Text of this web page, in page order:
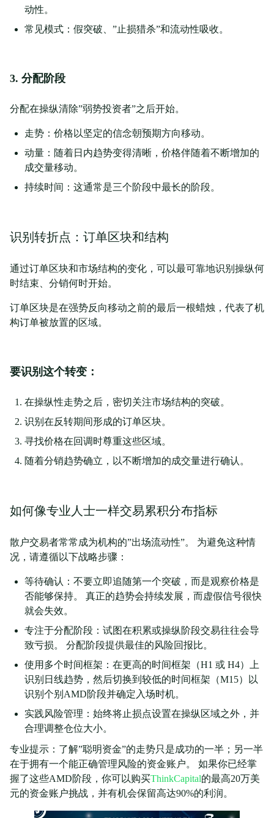
动性。
常见模式：假突破、”止损猎杀”和流动性吸收。
3. 分配阶段
分配在操纵清除”弱势投资者”之后开始。
走势：价格以坚定的信念朝预期方向移动。
动量：随着日内趋势变得清晰，价格伴随着不断增加的
成交量移动。
持续时间：这通常是三个阶段中最长的阶段。
识别转折点：订单区块和结构
通过订单区块和市场结构的变化，可以最可靠地识别操纵何
时结束、分销何时开始。
订单区块是在强势反向移动之前的最后一根蜡烛，代表了机
构订单被放置的区域。
要识别这个转变：
在操纵性走势之后，密切关注市场结构的突破。
识别在反转期间形成的订单区块。
寻找价格在回调时尊重这些区域。
随着分销趋势确立，以不断增加的成交量进行确认。
如何像专业人士一样交易累积分布指标
散户交易者常常成为机构的”出场流动性”。 为避免这种情
况，请遵循以下战略步骤：
等待确认：不要立即追随第一个突破，而是观察价格是
否能够保持。 真正的趋势会持续发展，而虚假信号很快
就会失效。
专注于分配阶段：试图在积累或操纵阶段交易往往会导
致亏损。 分配阶段提供最佳的风险回报比。
使用多个时间框架：在更高的时间框架（H1 或 H4）上
识别日线趋势，然后切换到较低的时间框架（M15）以
识别个别AMD阶段并确定入场时机。
实践风险管理：始终将止损点设置在操纵区域之外，并
合理调整仓位大小。
专业提示：了解”聪明资金”的走势只是成功的一半；另一半
在于拥有一个能正确管理风险的资金账户。 如果你已经掌
握了这些AMD阶段，你可以购买ThinkCapital的最高20万美
元的资金账户挑战，并有机会保留高达90%的利润。